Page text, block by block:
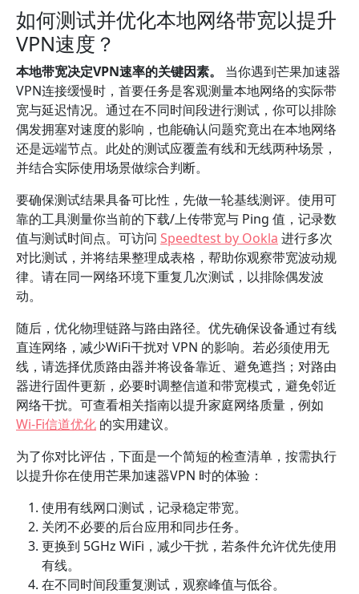
如何测试并优化本地网络带宽以提升
VPN速度？
本地带宽决定VPN速率的关键因素。
当你遇到芒果加速器
VPN连接缓慢时，首要任务是客观测量本地网络的实际带
宽与延迟情况。通过在不同时间段进行测试，你可以排除
偶发拥塞对速度的影响，也能确认问题究竟出在本地网络
还是远端节点。此处的测试应覆盖有线和无线两种场景，
并结合实际使用场景做综合判断。
要确保测试结果具备可比性，先做一轮基线测评。使用可
靠的工具测量你当前的下载/上传带宽与 Ping 值，记录数
值与测试时间点。可访问 Speedtest by Ookla 进行多次
对比测试，并将结果整理成表格，帮助你观察带宽波动规
律。请在同一网络环境下重复几次测试，以排除偶发波
动。
随后，优化物理链路与路由路径。优先确保设备通过有线
直连网络，减少WiFi干扰对 VPN 的影响。若必须使用无
线，请选择优质路由器并将设备靠近、避免遮挡；对路由
器进行固件更新，必要时调整信道和带宽模式，避免邻近
网络干扰。可查看相关指南以提升家庭网络质量，例如
Wi-Fi信道优化 的实用建议。
为了你对比评估，下面是一个简短的检查清单，按需执行
以提升你在使用芒果加速器VPN 时的体验：
使用有线网口测试，记录稳定带宽。
关闭不必要的后台应用和同步任务。
更换到 5GHz WiFi，减少干扰，若条件允许优先使用
有线。
在不同时间段重复测试，观察峰值与低谷。